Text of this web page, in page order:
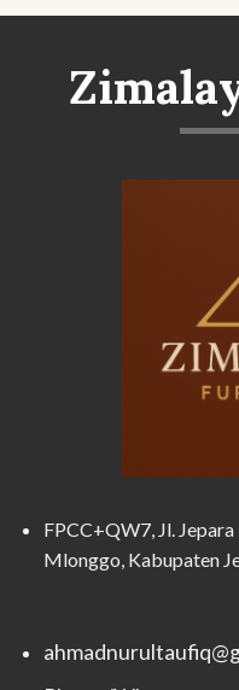
FPCC+QW7, Jl.
Mlonggo, Kabupaten